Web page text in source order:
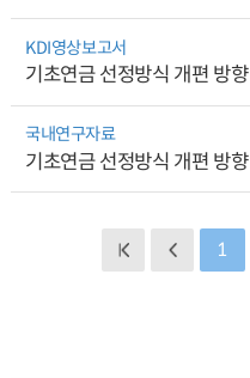
KDI영상보고서
기초연금 선정방식 개편 방향
국내연구자료
기초연금 선정방식 개편 방향
1